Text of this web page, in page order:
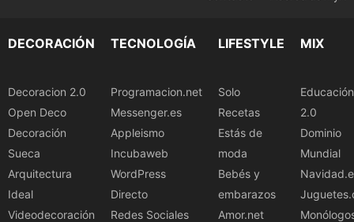
DECORACIÓN
Decoracion 2.0
Open Deco
Decoración
Sueca
Arquitectura
Ideal
Videodecoración
TECNOLOGÍA
Programacion.net
Messenger.es
Appleismo
Incubaweb
WordPress
Directo
Redes Sociales
LIFESTYLE
Solo
Recetas
Estás de
moda
Bebés y
embarazos
Amor.net
MIX
Educación
2.0
Dominio
Mundial